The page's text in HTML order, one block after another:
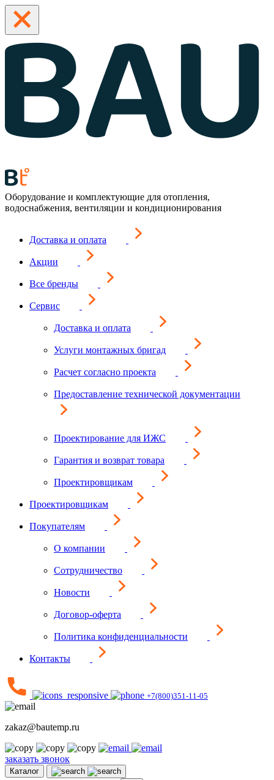
Оборудование и комплектующие для отопления,
водоснабжения, вентиляции и кондиционирования
Доставка и оплата
Акции
Все бренды
Сервис
Доставка и оплата
Услуги монтажных бригад
Расчет согласно проекта
Предоставление технической документации
Проектирование для ИЖС
Гарантия и возврат товара
Проектировщикам
Проектировщикам
Покупателям
О компании
Сотрудничество
Новости
Договор-оферта
Политика конфиденциальности
Контакты
+7(800)351-11-05
zakaz@bautemp.ru
заказать звонок
Каталог